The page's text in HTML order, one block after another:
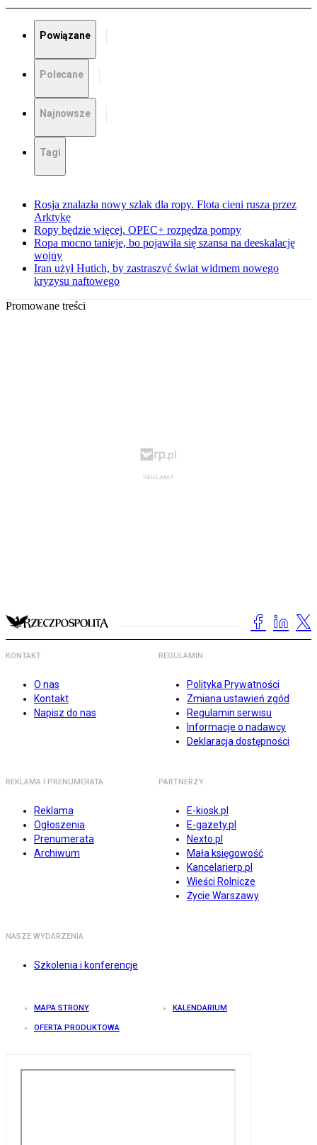
Powiązane
Polecane
Najnowsze
Tagi
Rosja znalazła nowy szlak dla ropy. Flota cieni rusza przez
Arktykę
Ropy będzie więcej. OPEC+ rozpędza pompy
Ropa mocno tanieje, bo pojawiła się szansa na deeskalację
wojny
Iran użył Hutich, by zastraszyć świat widmem nowego
kryzysu naftowego
Promowane treści
KONTAKT
O nas
Kontakt
Napisz do nas
REGULAMIN
Polityka Prywatności
Zmiana ustawień zgód
Regulamin serwisu
Informacje o nadawcy
Deklaracja dostępności
REKLAMA I PRENUMERATA
Reklama
Ogłoszenia
Prenumerata
Archiwum
PARTNERZY
E-kiosk.pl
E-gazety.pl
Nexto.pl
Mała księgowość
Kancelarierp.pl
Wieści Rolnicze
Życie Warszawy
NASZE WYDARZENIA
Szkolenia i konferencje
MAPA STRONY KALENDARIUM
OFERTA PRODUKTOWA